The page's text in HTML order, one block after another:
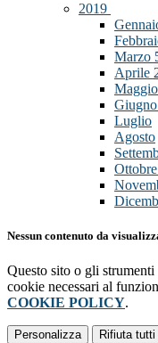
2019
Marzo
Aprile
Maggio
Giugno
Luglio
Agosto
Ottobre
Nessun contenuto da
Questo sito o gli
cookie necessari al
COOKIE POLICY.
Personalizza Rifiuta tutti